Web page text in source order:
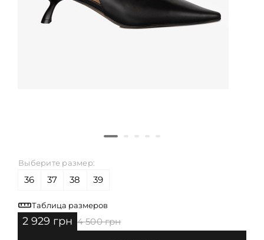
Выберите размер:
36 37 38 39
Таблица размеров
2 929 грн 4 500 грн